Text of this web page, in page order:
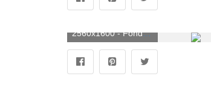
2560x1600 - Fondo de pantalla de Black Panther | 2560x1600 | # 45763. Fondo de pantalla de panteras negras.